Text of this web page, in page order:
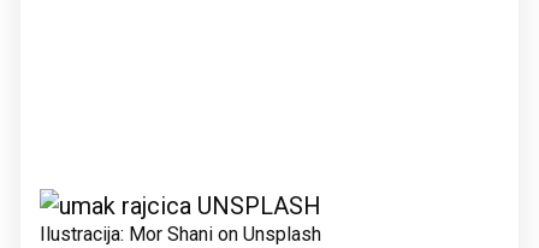
Ilustracija: Mor Shani on Unsplash